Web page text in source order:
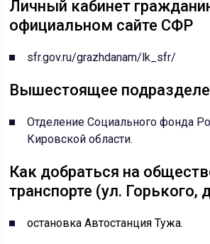
Личный кабинет
официальном сайте СФР
sfr.gov.ru/grazhdanam/lk_sfr/
Вышестоящее
Отделение Социального фонда
Кировской области.
Как добраться на
транспорте (ул. Горького,
остановка Автостанция Тужа.